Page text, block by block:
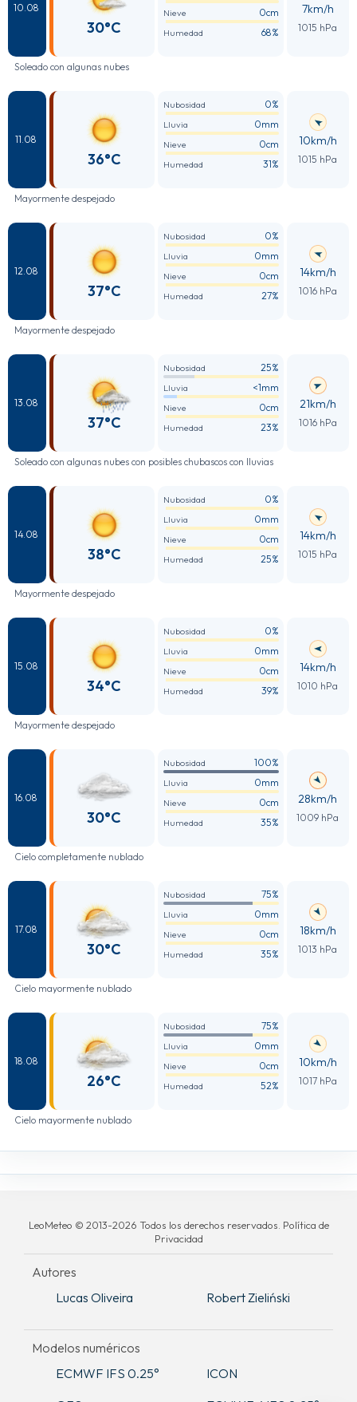
10.08
30°C
Nieve 0cm
Humedad 68%
7km/h
1015 hPa
Soleado con algunas nubes
11.08
36°C
Nubosidad 0%
Lluvia 0mm
Nieve 0cm
Humedad 31%
10km/h
1015 hPa
Mayormente despejado
12.08
37°C
Nubosidad 0%
Lluvia 0mm
Nieve 0cm
Humedad 27%
14km/h
1016 hPa
Mayormente despejado
13.08
37°C
Nubosidad 25%
Lluvia <1mm
Nieve 0cm
Humedad 23%
21km/h
1016 hPa
Soleado con algunas nubes con posibles chubascos con lluvias
14.08
38°C
Nubosidad 0%
Lluvia 0mm
Nieve 0cm
Humedad 25%
14km/h
1015 hPa
Mayormente despejado
15.08
34°C
Nubosidad 0%
Lluvia 0mm
Nieve 0cm
Humedad 39%
14km/h
1010 hPa
Mayormente despejado
16.08
30°C
Nubosidad 100%
Lluvia 0mm
Nieve 0cm
Humedad 35%
28km/h
1009 hPa
Cielo completamente nublado
17.08
30°C
Nubosidad 75%
Lluvia 0mm
Nieve 0cm
Humedad 35%
18km/h
1013 hPa
Cielo mayormente nublado
18.08
26°C
Nubosidad 75%
Lluvia 0mm
Nieve 0cm
Humedad 52%
10km/h
1017 hPa
Cielo mayormente nublado
LeoMeteo © 2013-2026 Todos los derechos reservados. Política de
Privacidad
Autores
Lucas Oliveira
Robert Zieliński
Modelos numéricos
ECMWF IFS 0.25°
ICON